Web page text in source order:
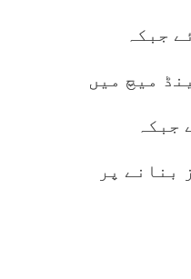
شکست 38 رنز بنائے جبکہ
میچ میں
جبکہ
بمراہ کو سیریز میں 32 وکٹیں لینے اور 42 رنز بنانے پر